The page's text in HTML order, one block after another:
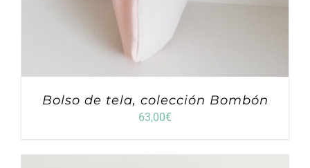
Bolso de tela, colección Bombón
63,00€